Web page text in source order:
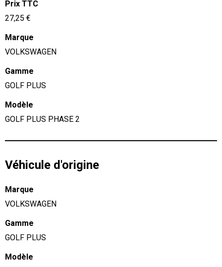
Prix TTC
27,25 €
Marque
VOLKSWAGEN
Gamme
GOLF PLUS
Modèle
GOLF PLUS PHASE 2
Véhicule d'origine
Marque
VOLKSWAGEN
Gamme
GOLF PLUS
Modèle